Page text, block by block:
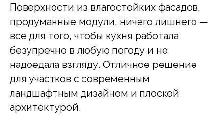
Поверхности из влагостойких фасадов,
продуманные модули, ничего лишнего —
все для того, чтобы кухня работала
безупречно в любую погоду и не
надоедала взгляду. Отличное решение
для участков с современным
ландшафтным дизайном и плоской
архитектурой.